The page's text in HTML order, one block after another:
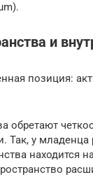
и
позиция:
обретают
Так, у младенца
находится